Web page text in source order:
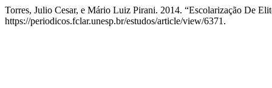
Torres, Julio Cesar, e Mário Luiz Pirani. 2014. “Escolarização De
https://periodicos.fclar.unesp.br/estudos/article/view/6371.